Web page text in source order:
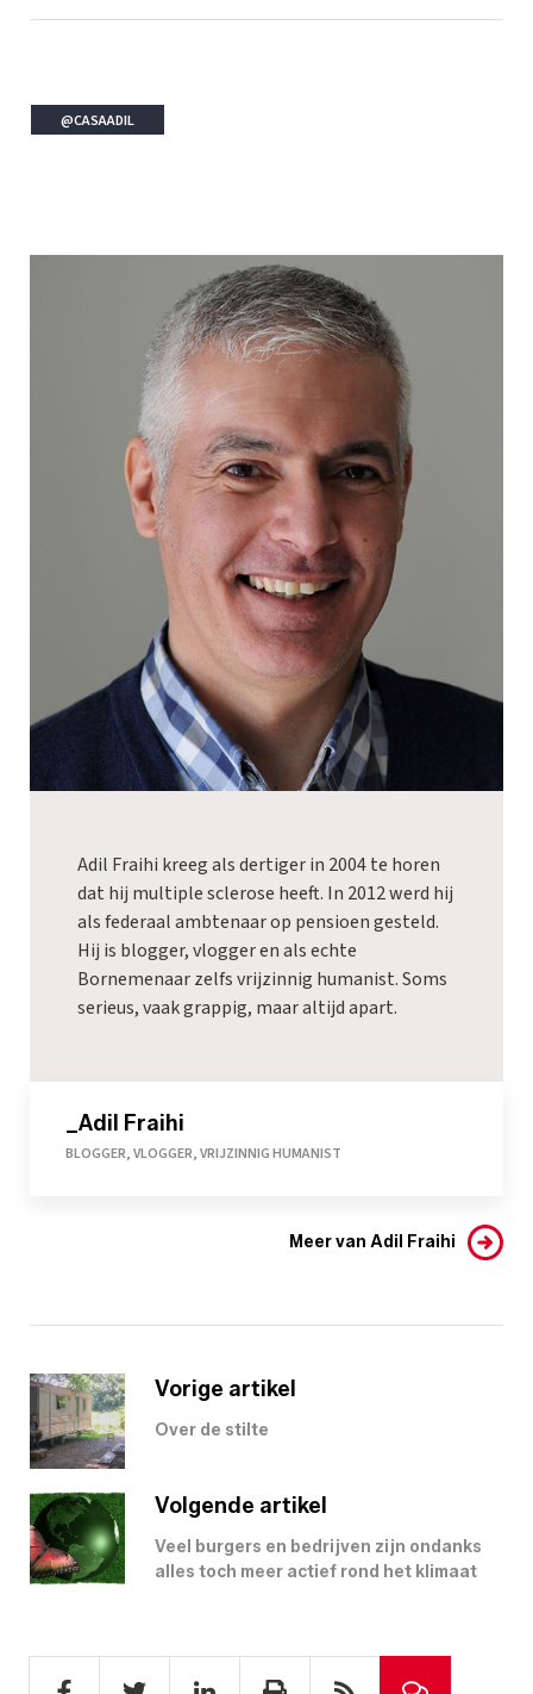
@CASAADIL
Adil Fraihi kreeg als dertiger in 2004 te horen
dat hij multiple sclerose heeft. In 2012 werd hij
als federaal ambtenaar op pensioen gesteld.
Hij is blogger, vlogger en als echte
Bornemenaar zelfs vrijzinnig humanist. Soms
serieus, vaak grappig, maar altijd apart.
_Adil Fraihi
BLOGGER, VLOGGER, VRIJZINNIG HUMANIST
Meer van Adil Fraihi
Vorige artikel
Over de stilte
Volgende artikel
Veel burgers en bedrijven zijn ondanks
alles toch meer actief rond het klimaat